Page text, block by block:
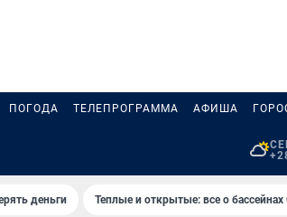
ПОГОДА ТЕЛЕПРОГРАММА АФИША
деньги Теплые и открытые: все о бассейнах